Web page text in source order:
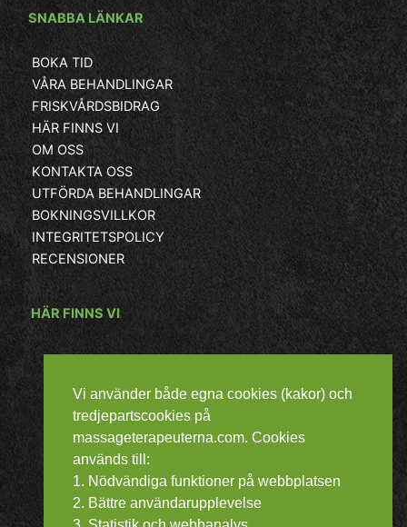
SNABBA LÄNKAR
BOKA TID
VÅRA BEHANDLINGAR
FRISKVÅRDSBIDRAG
HÄR FINNS VI
OM OSS
KONTAKTA OSS
UTFÖRDA BEHANDLINGAR
BOKNINGSVILLKOR
INTEGRITETSPOLICY
RECENSIONER
HÄR FINNS VI
Vi använder både egna cookies (kakor) och
tredjepartscookies på
massageterapeuterna.com. Cookies
används till:
1. Nödvändiga funktioner på webbplatsen
2. Bättre användarupplevelse